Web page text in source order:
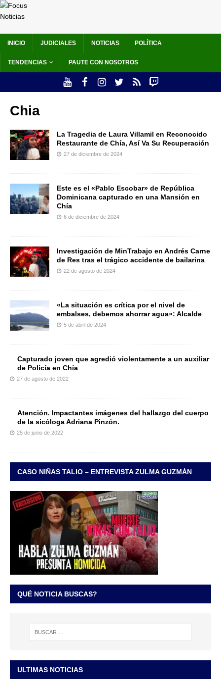
INICIO JUDICIALES NOTICIAS POLÍTICA
TENDENCIAS PAUTE CON NOSOTROS
Chia
La Tragedia de Laura Villamil en Reconocido
Restaurante de Chía, Así Va Su Recuperación
27 de diciembre de 2024
Este es el «Pablo Escobar» de República
Dominicana capturado en una Mansión en
Chía
6 de diciembre de 2024
Investigación de MinTrabajo en Andrés Carne
de Res tras el trágico accidente de bailarina
22 de agosto de 2024
«La situación es crítica por el nivel de
embalses, debemos ahorrar agua»: Alcalde
5 de abril de 2024
Capturado joven que agredió violentamente a un auxiliar
de Policía en Chía
27 de agosto de 2022
Atención. Impactantes imágenes del hallazgo del cuerpo
de la sicóloga Adriana Pinzón.
25 de junio de 2022
CASO NIÑAS TALIO – ENTREVISTA ZULMA GUZMÁN
QUÉ NOTICIA BUSCAS?
ULTIMAS NOTICIAS